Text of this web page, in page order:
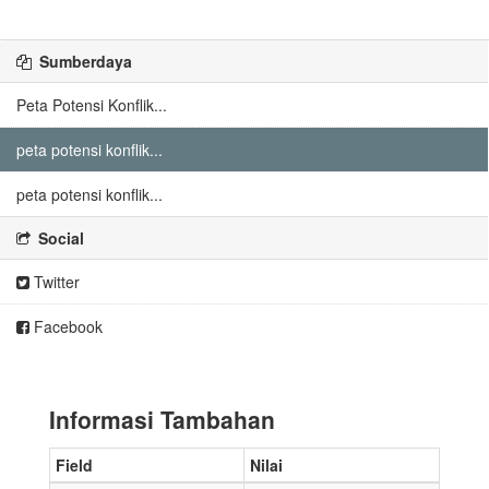
Sumberdaya
Peta Potensi Konflik...
peta potensi konflik...
peta potensi konflik...
Social
Twitter
Facebook
Informasi Tambahan
Field Nilai